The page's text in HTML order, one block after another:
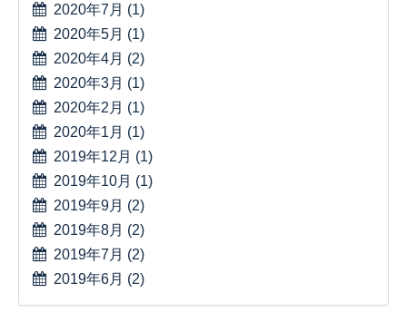
2020年7月 (1)
2020年5月 (1)
2020年4月 (2)
2020年3月 (1)
2020年2月 (1)
2020年1月 (1)
2019年12月 (1)
2019年10月 (1)
2019年9月 (2)
2019年8月 (2)
2019年7月 (2)
2019年6月 (2)